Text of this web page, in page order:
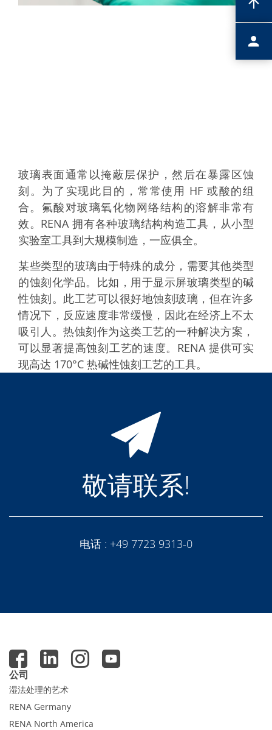
玻璃表面通常以掩蔽层保护，然后在暴露区蚀
刻。为了实现此目的，常常使用 HF 或酸的组
合。氟酸对玻璃氧化物网络结构的溶解非常有
效。RENA 拥有各种玻璃结构构造工具，从小型
实验室工具到大规模制造，一应俱全。
某些类型的玻璃由于特殊的成分，需要其他类型
的蚀刻化学品。比如，用于显示屏玻璃类型的碱
性蚀刻。此工艺可以很好地蚀刻玻璃，但在许多
情况下，反应速度非常缓慢，因此在经济上不太
吸引人。热蚀刻作为这类工艺的一种解决方案，
可以显著提高蚀刻工艺的速度。RENA 提供可实
现高达 170°C 热碱性蚀刻工艺的工具。
敬请联系!
电话 : +49 7723 9313-0
公司
湿法处理的艺术
RENA Germany
RENA North America